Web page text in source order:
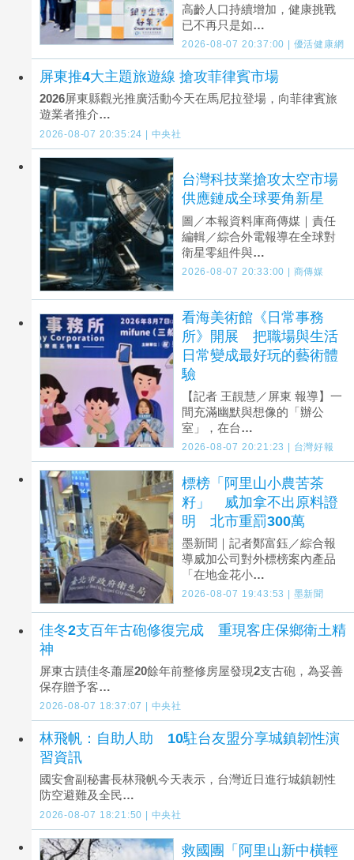
高齡人口持續增加，健康挑戰
已不再只是如…
2026-08-07 20:37:00 | 優活健康網
屏東推4大主題旅遊線 搶攻菲律賓市場
2026屏東縣觀光推廣活動今天在馬尼拉登場，向菲律賓旅
遊業者推介…
2026-08-07 20:35:24 | 中央社
台灣科技業搶攻太空市場
供應鏈成全球要角新星
圖／本報資料庫商傳媒｜責任
編輯／綜合外電報導在全球對
衛星零組件與…
2026-08-07 20:33:00 | 商傳媒
看海美術館《日常事務
所》開展 把職場與生活
日常變成最好玩的藝術體
驗
【記者 王靚慧／屏東 報導】一
間充滿幽默與想像的「辦公
室」，在台…
2026-08-07 20:21:23 | 台灣好報
標榜「阿里山小農苦茶
籽」 威加拿不出原料證
明 北市重罰300萬
墨新聞｜記者鄭富鈺／綜合報
導威加公司對外標榜案內產品
「在地金花小…
2026-08-07 19:43:53 | 墨新聞
佳冬2支百年古砲修復完成 重現客庄保鄉衛土精
神
屏東古蹟佳冬蕭屋20餘年前整修房屋發現2支古砲，為妥善
保存贈予客…
2026-08-07 18:37:07 | 中央社
林飛帆：自助人助 10駐台友盟分享城鎮韌性演
習資訊
國安會副秘書長林飛帆今天表示，台灣近日進行城鎮韌性
防空避難及全民…
2026-08-07 18:21:50 | 中央社
救國團「阿里山新中橫輕